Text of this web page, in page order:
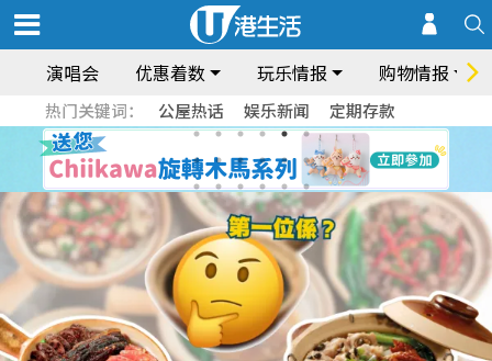
演唱会 优惠着数 玩乐情报 购物情报
热门关键词： 公屋热话 娱乐新闻 定期存款